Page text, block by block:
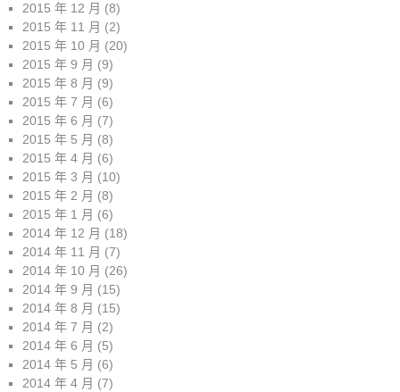
2015 年 12 月 (8)
2015 年 11 月 (2)
2015 年 10 月 (20)
2015 年 9 月 (9)
2015 年 8 月 (9)
2015 年 7 月 (6)
2015 年 6 月 (7)
2015 年 5 月 (8)
2015 年 4 月 (6)
2015 年 3 月 (10)
2015 年 2 月 (8)
2015 年 1 月 (6)
2014 年 12 月 (18)
2014 年 11 月 (7)
2014 年 10 月 (26)
2014 年 9 月 (15)
2014 年 8 月 (15)
2014 年 7 月 (2)
2014 年 6 月 (5)
2014 年 5 月 (6)
2014 年 4 月 (7)